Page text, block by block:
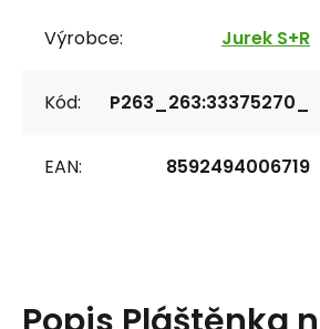
Výrobce: Jurek S+R
Kód: P263_263:33375270_
EAN: 8592494006719